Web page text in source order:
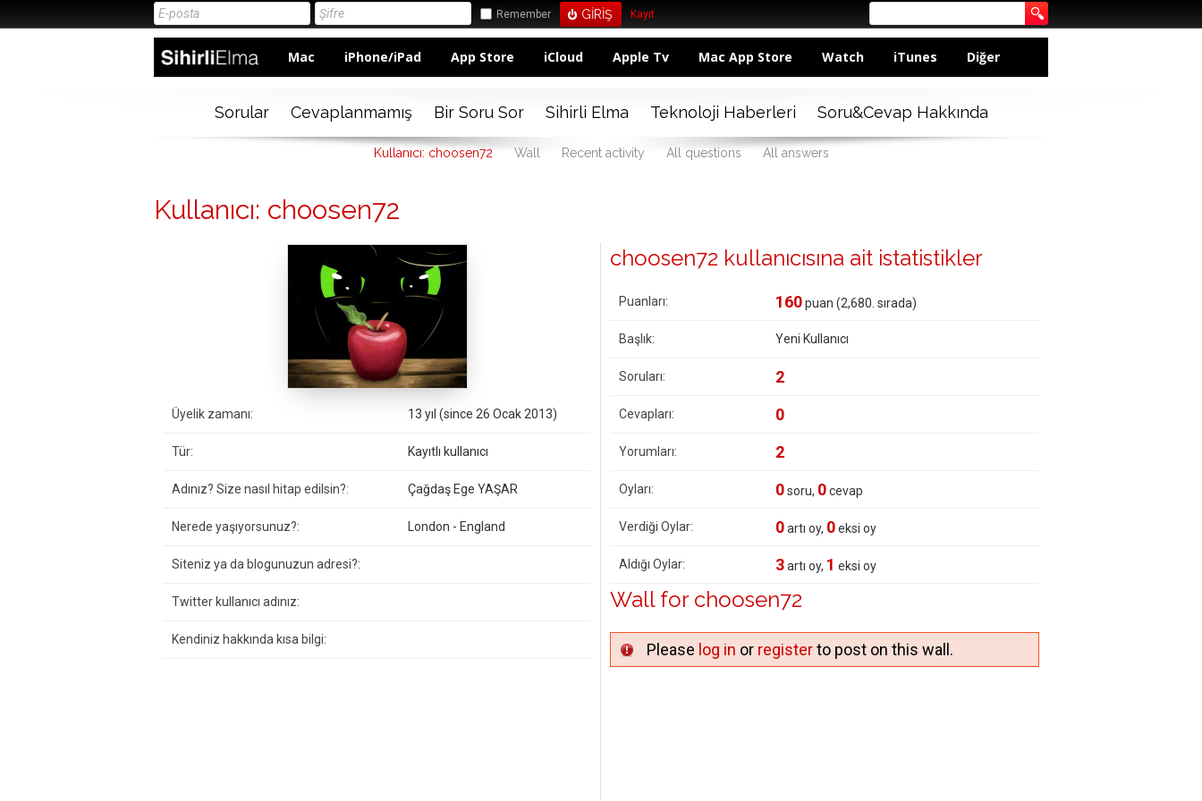
Remember Kayıt
Mac iPhone/iPad App Store iCloud Apple Tv Mac App Store Watch iTunes Diğer
Sorular Cevaplanmamış Bir Soru Sor Sihirli Elma Teknoloji Haberleri Soru&Cevap Hakkında
Kullanıcı: choosen72 Wall Recent activity All questions All answers
Kullanıcı: choosen72
Üyelik zamanı: 13 yıl (since 26 Ocak 2013)
Tür: Kayıtlı kullanıcı
Adınız? Size nasıl hitap edilsin?: Çağdaş Ege YAŞAR
Nerede yaşıyorsunuz?: London - England
Siteniz ya da blogunuzun adresi?:
Twitter kullanıcı adınız:
Kendiniz hakkında kısa bilgi:
choosen72 kullanıcısına ait istatistikler
Puanları: 160puan (2,680 . sırada)
Başlık: Yeni Kullanıcı
Soruları: 2
Cevapları: 0
Yorumları: 2
Oyları: 0soru, 0cevap
Verdiği Oylar: 0artı oy, 0eksi oy
Aldığı Oylar: 3artı oy, 1 eksi oy
Wall for choosen72
Please log in or registerto post on this wall.